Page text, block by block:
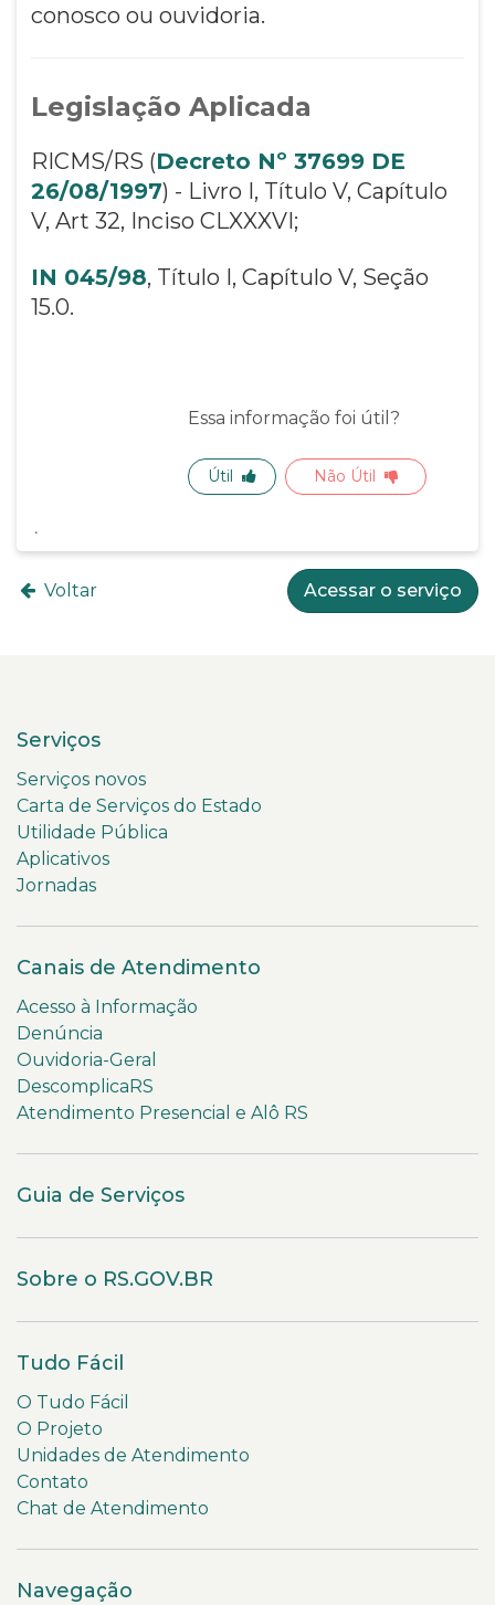
conosco ou ouvidoria.
Legislação Aplicada
RICMS/RS (Decreto Nº 37699 DE
26/08/1997) - Livro I, Título V, Capítulo
V, Art 32, Inciso CLXXXVI;
IN 045/98, Título I, Capítulo V, Seção
15.0.
Essa informação foi útil?
Útil Não Útil
Voltar Acessar o serviço
Serviços
Serviços novos
Carta de Serviços do Estado
Utilidade Pública
Aplicativos
Jornadas
Canais de Atendimento
Acesso à Informação
Denúncia
Ouvidoria-Geral
DescomplicaRS
Atendimento Presencial e Alô RS
Guia de Serviços
Sobre o RS.GOV.BR
Tudo Fácil
O Tudo Fácil
O Projeto
Unidades de Atendimento
Contato
Chat de Atendimento
Navegação